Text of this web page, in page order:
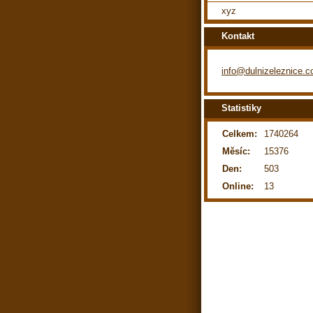
xyz
Kontakt
Statistiky
Online: 13
Celkem:
1740264
Měsíc:
15376
Den:
503